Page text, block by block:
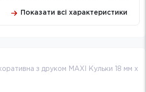
Показати всі характеристики
з друком MAXI Кульки 18 мм х